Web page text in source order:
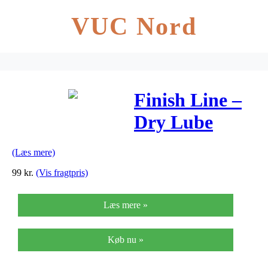
VUC Nord
Finish Line –
Dry Lube
ml – Rød
(Læs mere)
99 kr. (Vis fragtpris)
Læs mere »
Køb nu »